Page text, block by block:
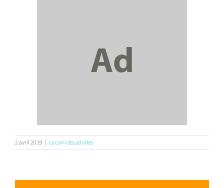
2 avril 2019 | Le coin des adultes